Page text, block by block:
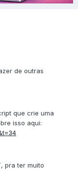
de outras
que crie uma
isso aqui:
pra ter muito